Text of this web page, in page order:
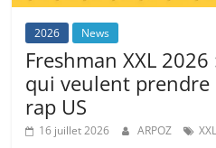
2026 News
Freshman XXL
qui veulent
rap US
16 juillet 2026 ARPOZ